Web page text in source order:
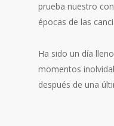
prueba nuestro
épocas de las
Ha sido un día
momentos
después de una